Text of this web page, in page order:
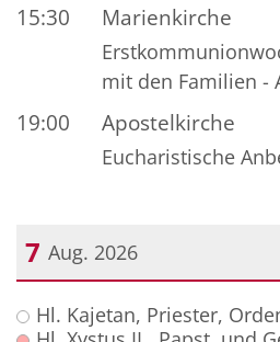
15:30 Marienkirche
mit den Familien -
19:00 Apostelkirche
Eucharistische
7 Aug. 2026
Datum: 7. August 2026
Hl. Kajetan, Priester,